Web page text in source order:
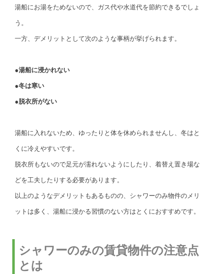
湯船にお湯をためないので、ガス代や水道代を節約できるでしょ
う。
一方、デメリットとして次のような事柄が挙げられます。
●湯船に浸かれない
●冬は寒い
●脱衣所がない
湯船に入れないため、ゆったりと体を休められませんし、冬はと
くに冷えやすいです。
脱衣所もないので足元が濡れないようにしたり、着替え置き場な
どを工夫したりする必要があります。
以上のようなデメリットもあるものの、シャワーのみ物件のメリ
ットは多く、湯船に浸かる習慣のない方はとくにおすすめです。
シャワーのみの賃貸物件の注意点
とは